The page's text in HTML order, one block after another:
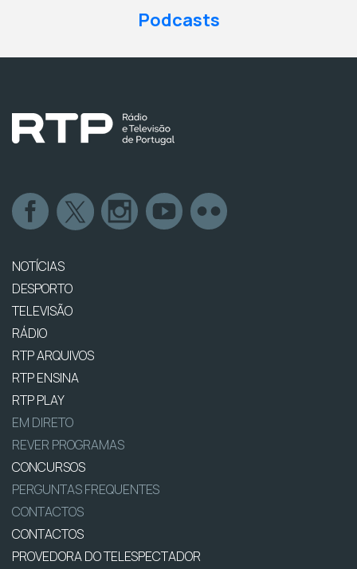
Podcasts
NOTÍCIAS
DESPORTO
TELEVISÃO
RÁDIO
RTP ARQUIVOS
RTP ENSINA
RTP PLAY
EM DIRETO
REVER PROGRAMAS
CONCURSOS
PERGUNTAS FREQUENTES
CONTACTOS
CONTACTOS
PROVEDORA DO TELESPECTADOR